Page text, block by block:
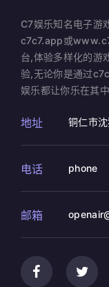
C7娱乐知名电子游
c7c7.app或
台,体验多样化的游
验,无论你是通过
娱乐都让你乐在其中
地址 铜仁市
电话 phone
邮箱